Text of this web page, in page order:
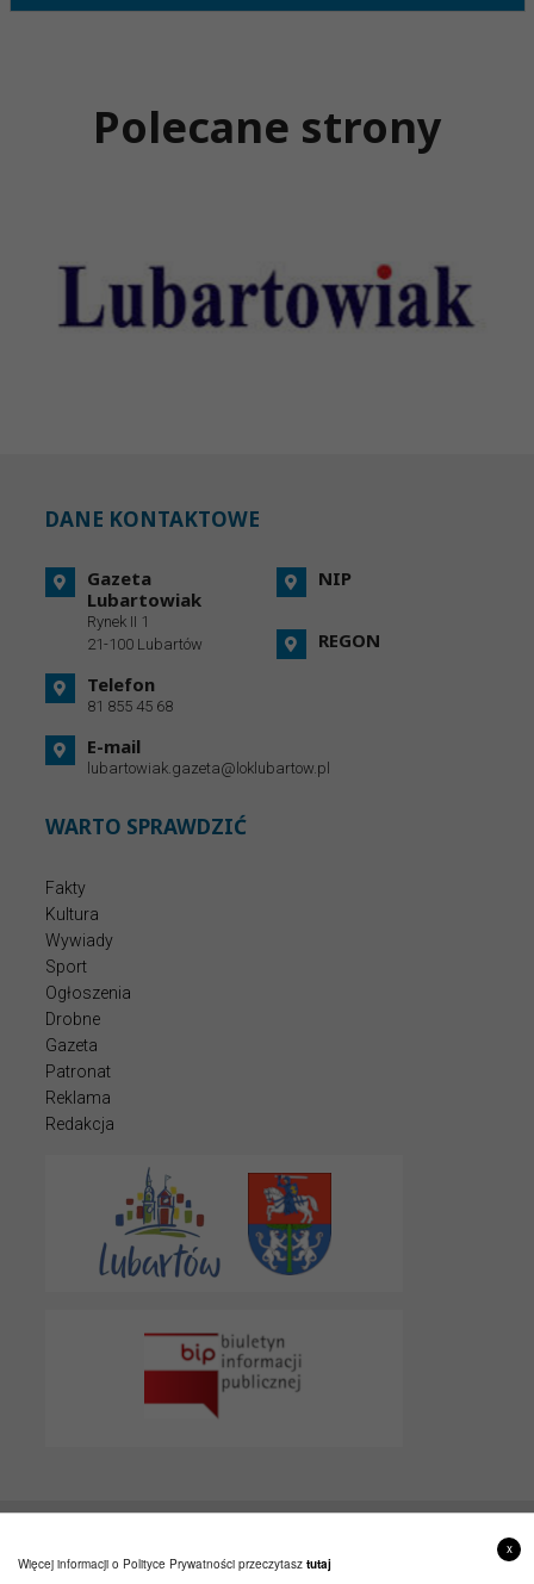
Polecane strony
DANE KONTAKTOWE
Gazeta
Lubartowiak
Rynek II 1
21-100 Lubartów
Telefon
81 855 45 68
E-mail
lubartowiak.gazeta@loklubartow.pl
NIP
REGON
WARTO SPRAWDZIĆ
Fakty
Kultura
Wywiady
Sport
Ogłoszenia
Drobne
Gazeta
Patronat
Reklama
Redakcja
x
Więcej informacji o Polityce Prywatności przeczytasz tutaj